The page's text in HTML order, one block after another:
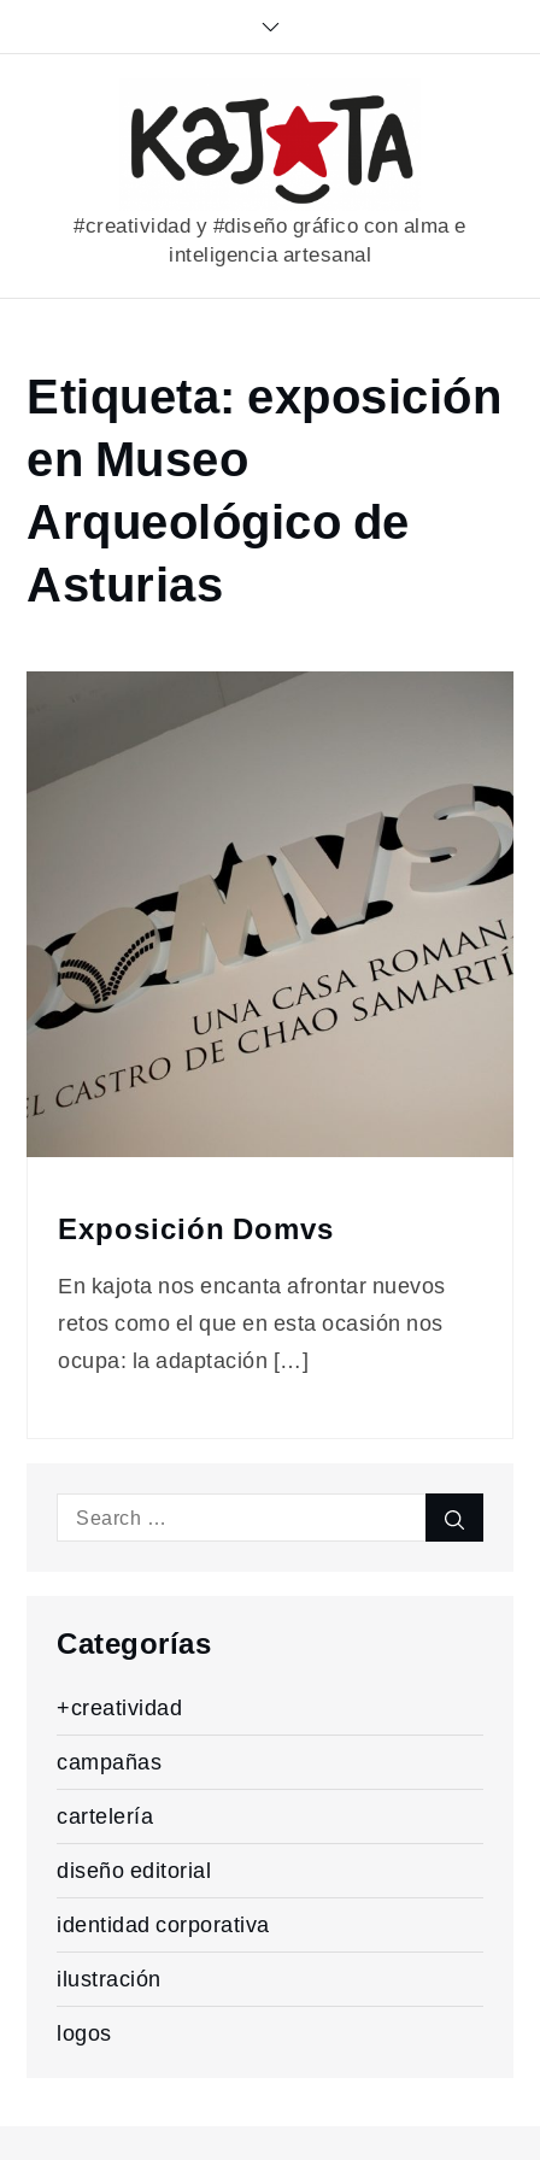
#creatividad y #diseño gráfico con alma e
inteligencia artesanal
Home
portfolio
exposición
en Museo
de Asturias
Etiqueta: exposición
en Museo
Arqueológico de
Asturias
Exposición Domvs
En kajota nos encanta afrontar nuevos
retos como el que en esta ocasión nos
ocupa: la adaptación […]
Search
Categorías
+creatividad
campañas
cartelería
diseño editorial
identidad corporativa
ilustración
logos